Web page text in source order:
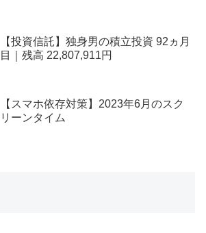
【投資信託】独身男の積立投資 92ヵ月
目｜残高 22,807,911円
【スマホ依存対策】2023年6月のスク
リーンタイム